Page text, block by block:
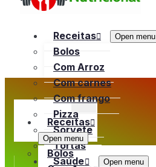
Receitas Open menu
Bolos
Com Arroz
Com carnes
Com frango
Pizza
Sorvete
Tortas
Saúde
Open menu
Receitas
Open menu
Bolos